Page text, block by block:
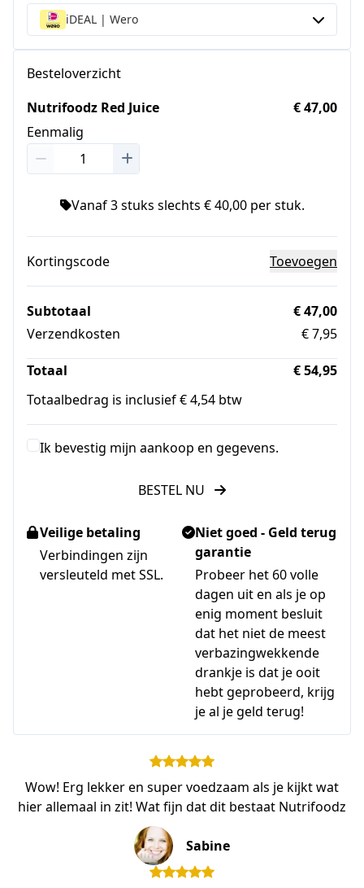
iDEAL | Wero
Besteloverzicht
Nutrifoodz Red Juice
Eenmalig
€ 47,00
Vanaf 3 stuks slechts € 40,00 per stuk.
Kortingscode Toevoegen
Subtotaal
€ 47,00
Verzendkosten
€ 7,95
Totaal
€ 54,95
Totaalbedrag is inclusief € 4,54 btw
Ik bevestig mijn aankoop en gegevens.
BESTEL NU
Veilige betaling
Verbindingen zijn
versleuteld met SSL.
Niet goed - Geld terug
garantie
Probeer het 60 volle
dagen uit en als je op
enig moment besluit
dat het niet de meest
verbazingwekkende
drankje is dat je ooit
hebt geprobeerd, krijg
je al je geld terug!
Wow! Erg lekker en super voedzaam als je kijkt wat
hier allemaal in zit! Wat fijn dat dit bestaat Nutrifoodz
Sabine